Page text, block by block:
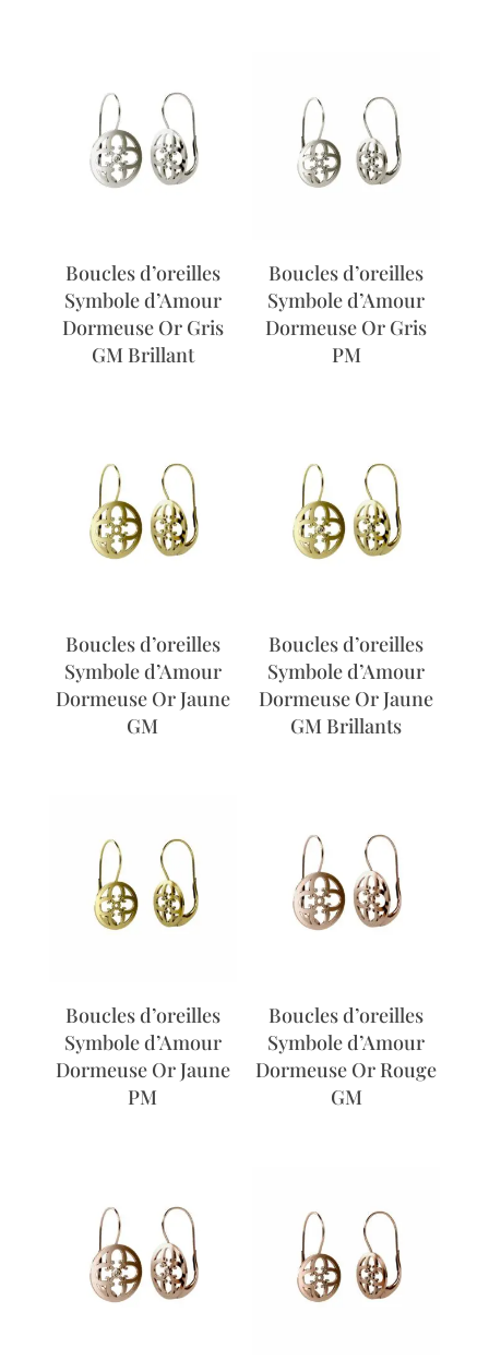
Boucles d’oreilles
Symbole d’Amour
Dormeuse Or Gris
GM Brillant
Boucles d’oreilles
Symbole d’Amour
Dormeuse Or Gris
PM
Boucles d’oreilles
Symbole d’Amour
Dormeuse Or Jaune
GM
Boucles d’oreilles
Symbole d’Amour
Dormeuse Or Jaune
GM Brillants
Boucles d’oreilles
Symbole d’Amour
Dormeuse Or Jaune
PM
Boucles d’oreilles
Symbole d’Amour
Dormeuse Or Rouge
GM